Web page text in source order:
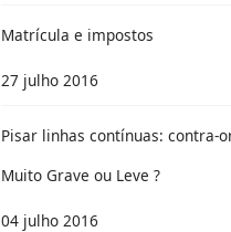
Matrícula e impostos
27 julho 2016
Pisar linhas contínuas: contra-
Muito Grave ou Leve ?
04 julho 2016